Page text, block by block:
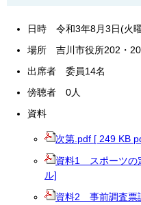
日時 令和3年8月3日(火
場所 吉川市役所202・
出席者 委員14名
傍聴者 0人
資料
次第.pdf [ 249 KB
資料1 スポーツの
ル]
資料2 事前調査票